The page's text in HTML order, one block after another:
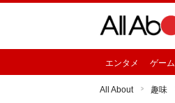
エンタメ ゲーム
All About 趣味